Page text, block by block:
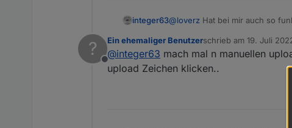
integer63@loverz Hat bei mir auch so
@Rene55habe gerade den
Instanz angelegt und die Files
?
Offline
Ein ehemaliger Benutzerschrieb am 19. Juli
zuletzt editiert von
@integer63 mach mal n manuellen
upload Zeichen klicken..